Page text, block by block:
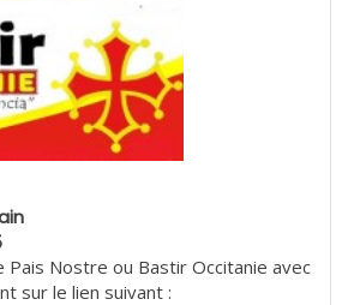
Pais Nostre ou Bastir Occitanie avec
sur le lien suivant :